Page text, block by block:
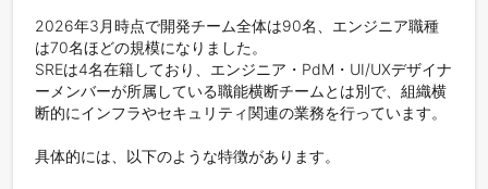
2026年3月時点で開発チーム全体は90名、エンジニア職種
は70名ほどの規模になりました。
SREは4名在籍しており、エンジニア・PdM・UI/UXデザイナ
ーメンバーが所属している職能横断チームとは別で、組織横
断的にインフラやセキュリティ関連の業務を行っています。
具体的には、以下のような特徴があります。